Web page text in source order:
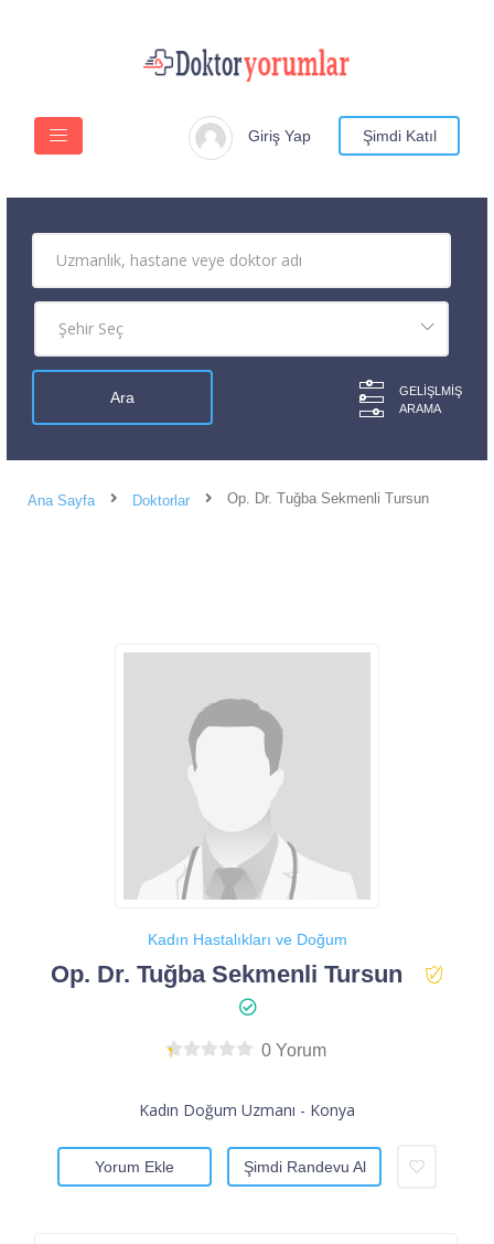
Giriş Yap Şimdi Katıl
GELIŞLMIŞ
ARAMA
Ana Sayfa Doktorlar Op. Dr. Tuğba Sekmenli Tursun
Kadın Hastalıkları ve Doğum
Op. Dr. Tuğba Sekmenli Tursun
0 Yorum
Kadın Doğum Uzmanı - Konya
Yorum Ekle Şimdi Randevu Al